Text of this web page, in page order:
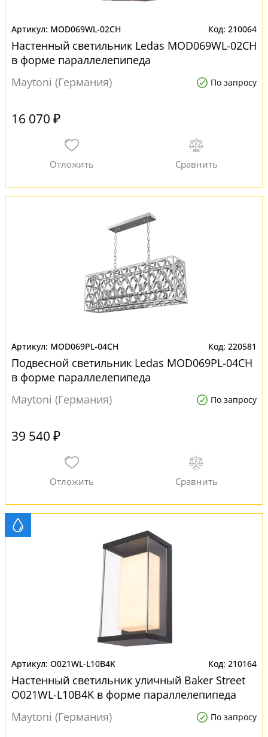
MOD069WL-02CH 210064
Настенный светильник Ledas MOD069WL-02CH
в форме параллелепипеда
Maytoni (Германия)
По запросу
16 070 ₽
MOD069PL-04CH 220581
Подвесной светильник Ledas MOD069PL-04CH
в форме параллелепипеда
Maytoni (Германия)
По запросу
39 540 ₽
O021WL-L10B4K 210164
Настенный светильник уличный Baker Street
O021WL-L10B4K в форме параллелепипеда
Maytoni (Германия)
По запросу